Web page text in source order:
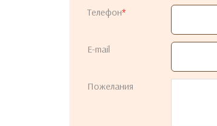
Телефон*
E-mail
Пожелания